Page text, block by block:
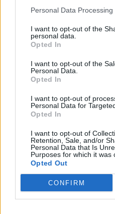
Personal Data
I want to opt-out of the
personal data.
Opted In
I want to opt-out of the
Personal Data.
Opted In
I want to opt-out of
Personal Data for
Opted In
I want to opt-out of
Retention, Sale, and/or
Personal Data that Is
Purposes for which it was
Opted Out
CONFIRM
στο αεροδρόμιο της
συγκεκριμένα από το
Κατηγορία Επικαιρότητα